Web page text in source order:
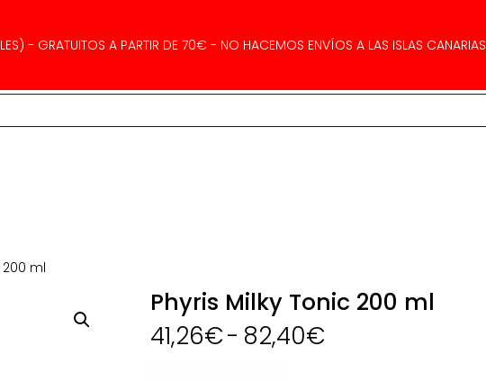
- GRATUITOS A PARTIR DE 70€ - NO HACEMOS ENVÍOS A LAS ISLAS CANARIAS
200 ml
Phyris Milky Tonic 200 ml
41,26€- 82,40€Rango